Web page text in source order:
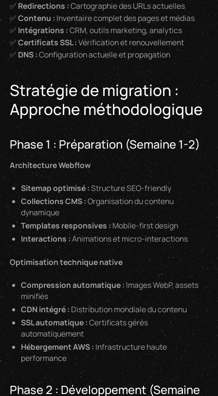
✅Redirections :Cartographie des URLs actuelles
✅Contenu :Inventaire complet des pages et médias
✅ Intégrations :CRM, outils marketing, analytics
✅Certificats SSL :Vérification et renouvellement
✅ DNS :Configuration actuelle et propagation
Stratégie de migration :
Approche méthodologique
Phase 1 : Préparation (Semaine 1-2)
Architecture Webflow
Sitemap optimisé :Structure SEO-friendly
Collections CMS :Organisation du contenu
dynamique
Templates responsives :Mobile-first design
Interactions :Animations et micro-interactions
Optimisation technique native
Compression automatique :Images WebP, assets
minifiés
CDN intégré : Distribution mondiale du contenu
SSL automatique :Certificats gérés
automatiquement
Hébergement AWS : Infrastructure haute
performance
Phase 2 : Développement (Semaine